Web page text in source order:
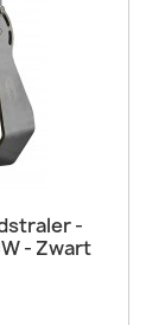
-
- Zwart